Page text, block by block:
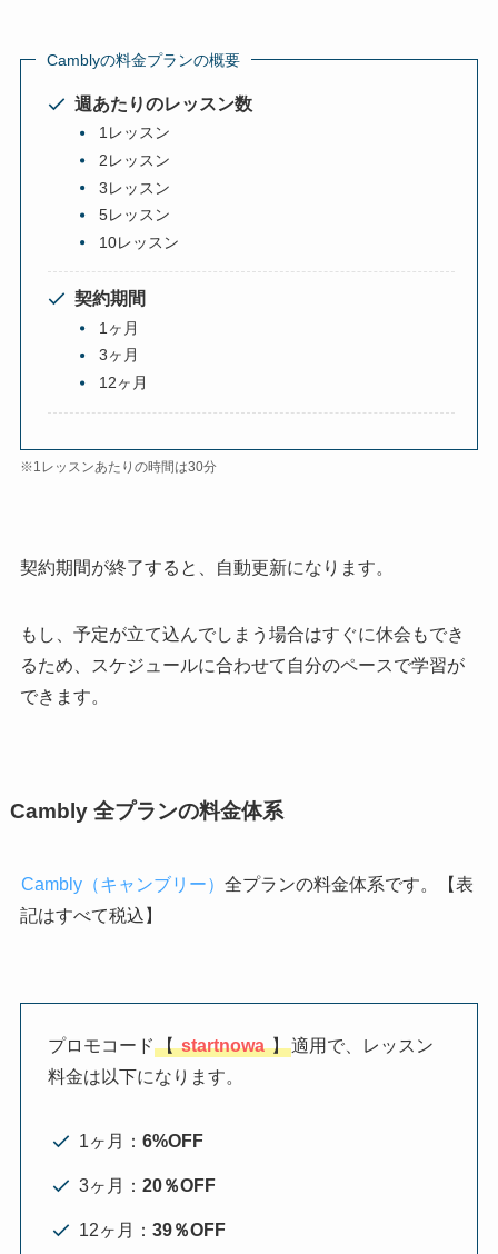
Camblyの料金プランの概要
週あたりのレッスン数
1レッスン
2レッスン
3レッスン
5レッスン
10レッスン
契約期間
1ヶ月
3ヶ月
12ヶ月
※1レッスンあたりの時間は30分
契約期間が終了すると、自動更新になります。
もし、予定が立て込んでしまう場合はすぐに休会もでき
るため、スケジュールに合わせて自分のペースで学習が
できます。
Cambly 全プランの料金体系
Cambly（キャンブリー） 全プランの料金体系です。【表
記はすべて税込】
プロモコード 【startnowa】適用で、レッスン
料金は以下になります。
1ヶ月： 6%OFF
3ヶ月： 20％OFF
12ヶ月： 39％OFF